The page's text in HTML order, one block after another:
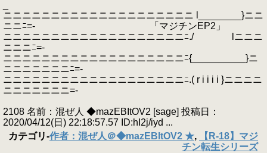
ニニニニニニニニニニニニニニニニニニニニ l________}ニニ
ニニﾆ=- 「マジチンEP2」
ニニニニニニニニニニニニニニニニニニニﾆ./ lニニニ
ニニニﾆ=-
ニニニニニニニニニニニニニニニニニニニﾆ{__________}ニ
ニニニニニニニﾆ=-
ニニニニニニニニニニニニニニニニニニニﾆ.( r i i i i }ニニニニ
ニニニニニニニ=-
2108 名前：混ぜ人 ◆mazEBItOV2 [sage] 投稿日：
2020/04/12(日) 22:18:57.57 ID:hI2j/iyd ...
カテゴリ-作者：混ぜ人＠◆mazEBItOV2 ★,
【R-18】マジ
チン転生シリーズ